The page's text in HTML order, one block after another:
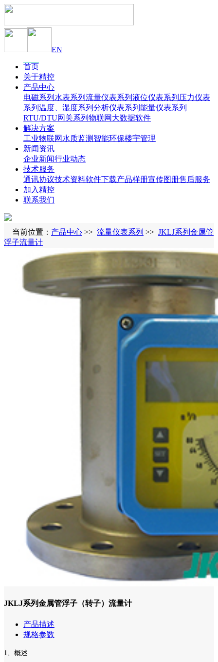
EN
首页
关于精控
产品中心
电磁系列 水表系列 流量仪表系列 液位仪表系列 压力仪表
系列 温度、湿度系列 分析仪表系列 能量仪表系列
RTU/DTU网关系列 物联网大数据软件
解决方案
工业物联网 水质监测 智能环保楼宇管理
新闻资讯
企业新闻行业动态
技术服务
通讯协议技术资料软件下载产品样册宣传图册售后服务
加入精控
联系我们
当前位置： 产品中心 >> 流量仪表系列 >> JKLJ系列金属管
浮子流量计
JKLJ系列金属管浮子（转子）流量计
产品描述
规格参数
1、概述